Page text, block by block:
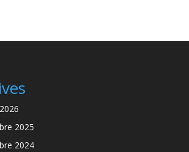
2025
2024